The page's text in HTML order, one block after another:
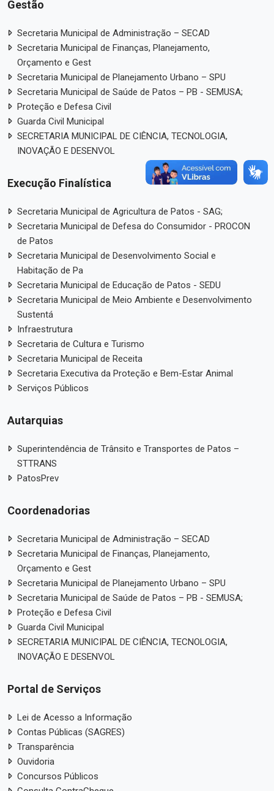
Gestão
Secretaria Municipal de Administração – SECAD
Secretaria Municipal de Finanças, Planejamento,
Orçamento e Gest
Secretaria Municipal de Planejamento Urbano – SPU
Secretaria Municipal de Saúde de Patos – PB - SEMUSA;
Proteção e Defesa Civil
Guarda Civil Municipal
SECRETARIA MUNICIPAL DE CIÊNCIA, TECNOLOGIA,
INOVAÇÃO E DESENVOL
Execução Finalística
Secretaria Municipal de Agricultura de Patos - SAG;
Secretaria Municipal de Defesa do Consumidor - PROCON
de Patos
Secretaria Municipal de Desenvolvimento Social e
Habitação de Pa
Secretaria Municipal de Educação de Patos - SEDU
Secretaria Municipal de Meio Ambiente e Desenvolvimento
Sustentá
Infraestrutura
Secretaria de Cultura e Turismo
Secretaria Municipal de Receita
Secretaria Executiva da Proteção e Bem-Estar Animal
Serviços Públicos
Autarquias
Superintendência de Trânsito e Transportes de Patos –
STTRANS
PatosPrev
Coordenadorias
Secretaria Municipal de Administração – SECAD
Secretaria Municipal de Finanças, Planejamento,
Orçamento e Gest
Secretaria Municipal de Planejamento Urbano – SPU
Secretaria Municipal de Saúde de Patos – PB - SEMUSA;
Proteção e Defesa Civil
Guarda Civil Municipal
SECRETARIA MUNICIPAL DE CIÊNCIA, TECNOLOGIA,
INOVAÇÃO E DESENVOL
Portal de Serviços
Lei de Acesso a Informação
Contas Públicas (SAGRES)
Transparência
Ouvidoria
Concursos Públicos